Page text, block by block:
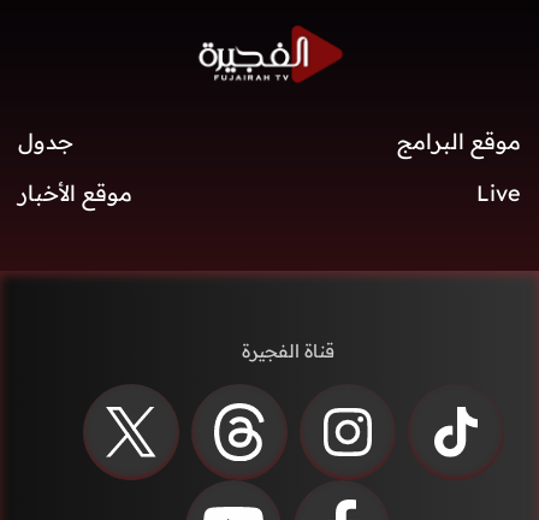
موقع البرامج
جدول
Live
موقع الأخبار
قناة الفجيرة